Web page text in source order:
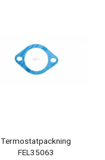
Termostatpackning
FEL35063